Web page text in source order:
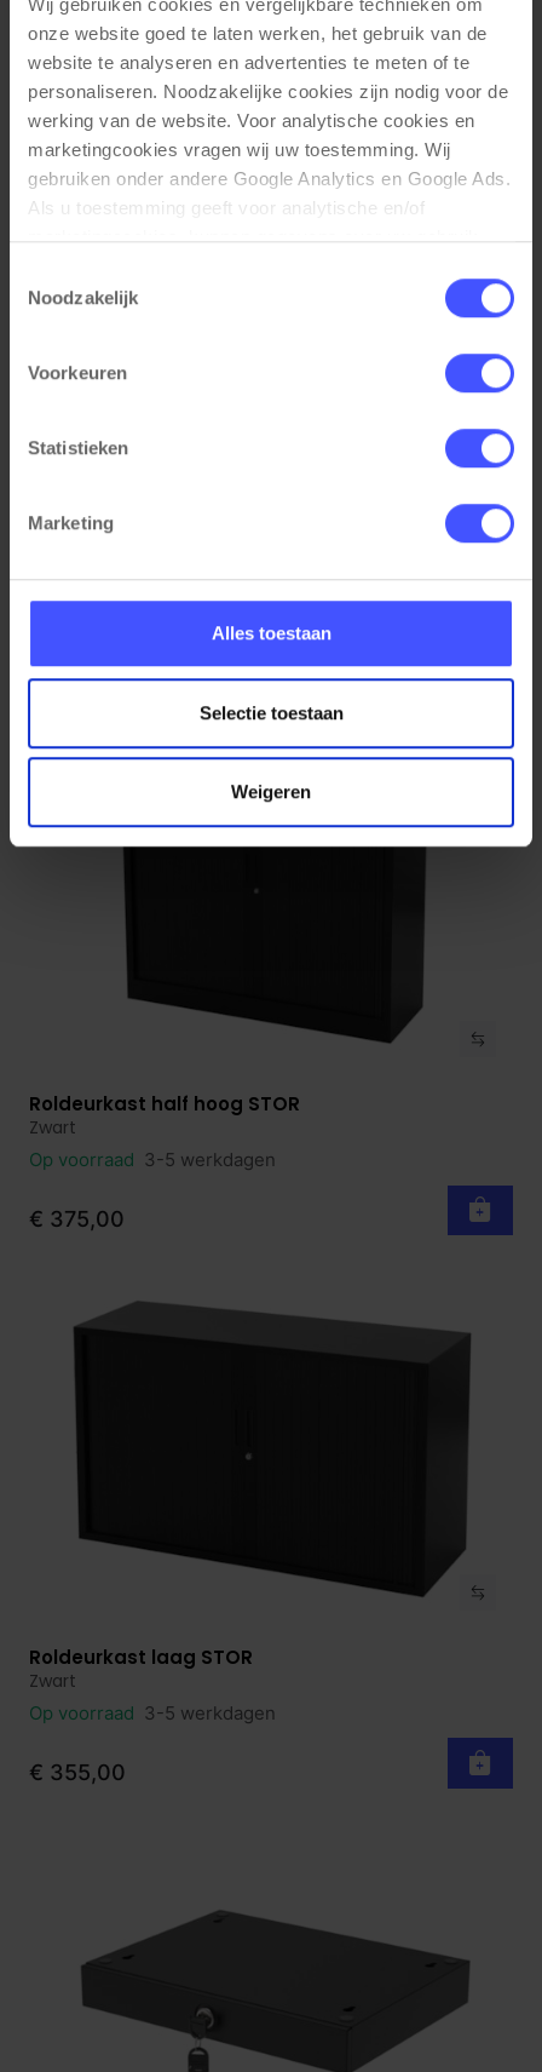
onze website goed te laten werken, het gebruik van de
website te analyseren en advertenties te meten of te
personaliseren. Noodzakelijke cookies zijn nodig voor de
werking van de website. Voor analytische cookies en
marketingcookies vragen wij uw toestemming. Wij
gebruiken onder andere Google Analytics en Google Ads.
Als u toestemming geeft voor analytische en/of
marketingcookies, kunnen gegevens over uw gebruik
analyse, advertentiemeting, remarketing en
campagneoptimalisatie. Meer informatie vindt u in onze
privacyverklaring en cookieverklaring op onze website.
Daar leest u ook hoe Google gegevens verwerkt wanneer
toestemming op elk moment wijzigen of intrekken via de
Noodzakelijk
Voorkeuren
Statistieken
Marketing
Alles toestaan
Selectie toestaan
Weigeren
Gerelateerde producten
Bekijk product
Metalen ladeblok verrijdbaar 3 laden BLOC
(1)
Op voorraad 3-5 werkdagen
€ 175,00
Bekijk product
Roldeurkast half hoog STOR
Zwart
Op voorraad 3-5 werkdagen
€ 375,00
Bekijk product
Roldeurkast laag STOR
Zwart
Op voorraad 3-5 werkdagen
€ 355,00